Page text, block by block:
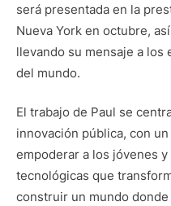
será presentada en la
Nueva York en octubre,
llevando su mensaje a los
del mundo.
El trabajo de Paul se
innovación pública, con
empoderar a los jóvenes
tecnológicas que
construir un mundo